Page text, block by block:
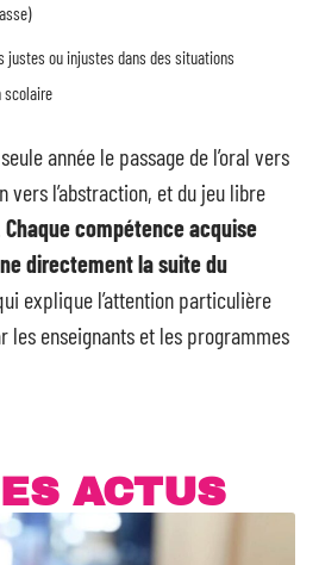
justes ou injustes dans des situations
scolaire
année le passage de l’oral vers
vers l’abstraction, et du jeu libre
Chaque compétence acquise
directement la suite du
explique l’attention particulière
les enseignants et les programmes
ACTUS